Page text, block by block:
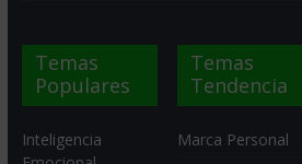
Temas
Populares
Inteligencia
Temas
Tendencia
Marca Personal